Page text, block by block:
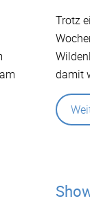
Trotz
damit